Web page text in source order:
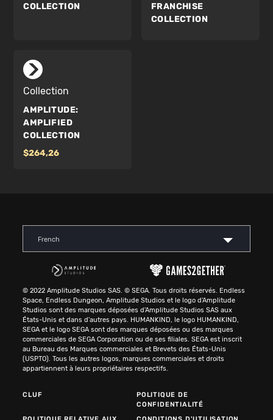
COLLECTION
FRANCHISE
COLLECTION
Collection
AMPLITUDE:
AMPLIFIED
COLLECTION
264,26
French
© 2022 Amplitude Studios SAS. © SEGA. Tous droits réservés. Endless
Space, Endless Dungeon, Amplitude Studios et le logo d'Amplitude
Studios sont des marques déposées d'Amplitude Studios SAS aux
États-Unis et dans d'autres pays. HUMANKIND, le logo HUMANKIND,
SEGA et le logo SEGA sont des marques déposées ou des marques
commerciales de SEGA Corporation ou de ses filiales. SEGA est inscrit
au Bureau des Marques commerciales et Brevets des États-Unis
(USPTO). Tous les autres logos, marques commerciales et droits
appartiennent à leurs propriétaires respectifs.
CLUF
POLITIQUE DE
CONFIDENTIALITÉ